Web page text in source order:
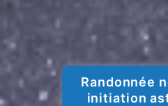
Randonnée
initiation